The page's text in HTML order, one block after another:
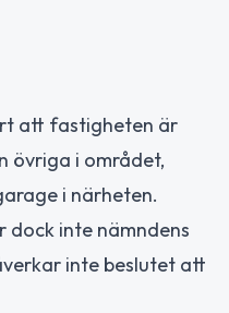
att fastigheten är
övriga i området,
i närheten.
dock inte nämndens
inte beslutet att